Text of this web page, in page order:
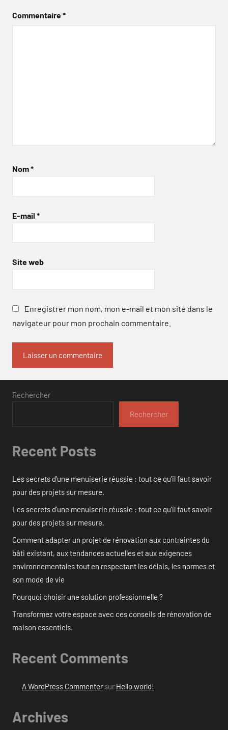
Commentaire*
Nom*
E-mail *
Site web
Enregistrer mon nom, mon e-mail et mon site dans le
navigateur pour mon prochain commentaire.
Rechercher
Rechercher
Recent Posts
Les secrets d’une menuiserie réussie : tout ce qu’il faut savoir
pour des projets sur mesure.
Les secrets d’une menuiserie réussie : tout ce qu’il faut savoir
pour des projets sur mesure.
Comment adapter un projet de rénovation aux contraintes du
bâti existant, aux tendances actuelles et aux exigences
environnementales tout en respectant les délais, les normes et
son mode de vie
Pourquoi choisir une solution professionnelle ?
Transformez votre espace avec ces conseils de rénovation de
maison essentiels.
Recent Comments
A WordPress Commentersur Hello world!
Archives